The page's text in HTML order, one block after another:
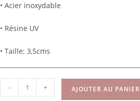
• Acier inoxydable
• Résine UV
• Taille: 3,5cms
- + AJOUTER AU PANIER